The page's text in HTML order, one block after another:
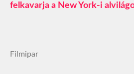
felkavarja a New York-i
Filmipar